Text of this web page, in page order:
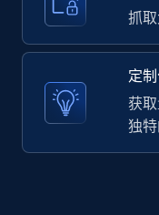
LinkedIn posts
URL
URL, ID, User id,
抓
定
获
独特